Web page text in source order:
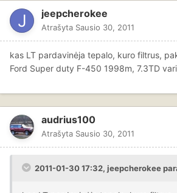
jeepcherokee
Atrašyta Sausio 30, 2011
kas LT pardavinėja tepalo, kuro filtrus,
Ford Super duty F-450 1998m, 7.3TD
audrius100
Atrašyta Sausio 30, 2011
2011-01-30 17:32, jeepcherokee